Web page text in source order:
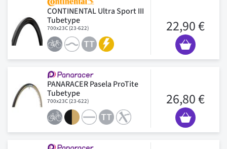
CONTINENTAL Ultra Sport III
Tubetype
700x23C (23-622) 22,90 €
PANARACER Pasela ProTite
Tubetype
700x23C (23-622) 26,80 €